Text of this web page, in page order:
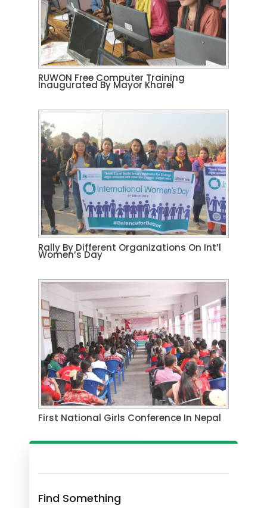
RUWON Free Computer Training
Inaugurated By Mayor Kharel
Rally By Different Organizations On Int’l
Women’s Day
First National Girls Conference In Nepal
Find Something